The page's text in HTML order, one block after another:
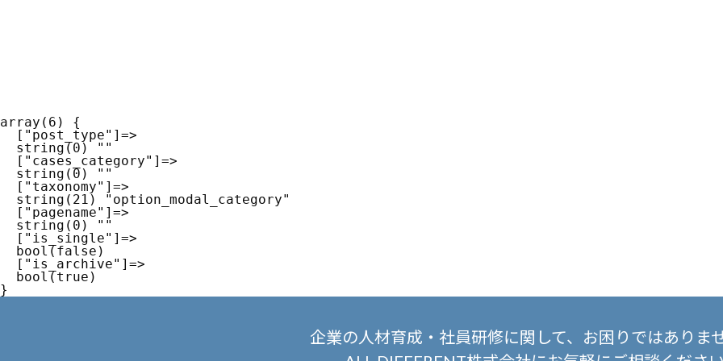
array(6) {
  ["post_type"]=>
  string(0) ""
  ["cases_category"]=>
  string(0) ""
  ["taxonomy"]=>
  string(21) "option_modal_category"
  ["pagename"]=>
  string(0) ""
  ["is_single"]=>
  bool(false)
  ["is_archive"]=>
  bool(true)
企業の人材育成・社員研修に関して、
お困りではありま